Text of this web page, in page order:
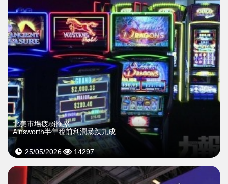
北美市場疲弱拖累
Ainsworth半年稅前利潤暴跌九成
25/05/2026 14297